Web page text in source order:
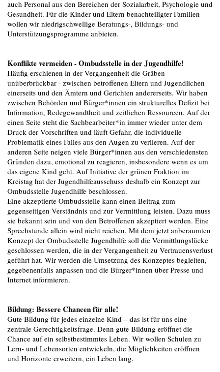
auch Personal aus den Bereichen der Sozialarbeit, Psychologie und
Gesundheit. Für die Kinder und Eltern benachteiligter Familien
wollen wir niedrigschwellige Beratungs-, Bildungs- und
Unterstützungsprogramme anbieten.
Konflikte vermeiden - Ombudsstelle in der Jugendhilfe!
Häufig erschienen in der Vergangenheit die Gräben
unüberbrückbar - zwischen betroffenen Eltern und Jugendlichen
einerseits und den Ämtern und Gerichten andererseits. Wir haben
zwischen Behörden und Bürger*innen ein strukturelles Defizit bei
Information, Redegewandtheit und zeitlichen Ressourcen. Auf der
einen Seite steht die Sachbearbeiter*in immer wieder unter dem
Druck der Vorschriften und läuft Gefahr, die individuelle
Problematik eines Falles aus den Augen zu verlieren. Auf der
anderen Seite neigen viele Bürger*innen aus den verschiedensten
Gründen dazu, emotional zu reagieren, insbesondere wenn es um
das eigene Kind geht. Auf Initiative der grünen Fraktion im
Kreistag hat der Jugendhilfeausschuss deshalb ein Konzept zur
Ombudsstelle Jugendhilfe beschlossen.
Eine akzeptierte Ombudsstelle kann einen Beitrag zum
gegenseitigen Verständnis und zur Vermittlung leisten. Dazu muss
sie bekannt sein und von den Betroffenen akzeptiert werden. Eine
Sprechstunde allein wird nicht reichen. Mit dem jetzt anberaumten
Konzept der Ombudsstelle Jugendhilfe soll die Vermittlungslücke
geschlossen werden, die in der Vergangenheit zu Vertrauensverlust
geführt hat. Wir werden die Umsetzung des Konzeptes begleiten,
gegebenenfalls anpassen und die Bürger*innen über Presse und
Internet informieren.
Bildung: Bessere Chancen für alle!
Gute Bildung für jedes einzelne Kind – das ist für uns eine
zentrale Gerechtigkeitsfrage. Denn gute Bildung eröffnet die
Chance auf ein selbstbestimmtes Leben. Wir wollen Schulen zu
Lern- und Lebensorten entwickeln, die Möglichkeiten eröffnen
und Horizonte erweitern, ein Leben lang.